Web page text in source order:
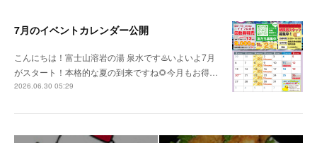
7月のイベントカレンダー公開
こんにちは！富士山溶岩の湯 泉水です♨️いよいよ7月
がスタート！本格的な夏の到来ですね🌻今月もお得…
2026.06.30 05:29